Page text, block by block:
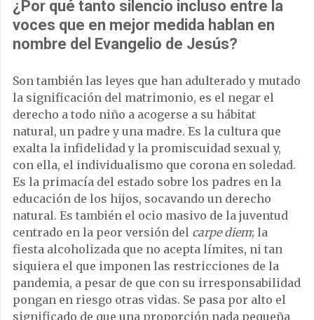
¿Por qué tanto silencio incluso entre la
voces que en mejor medida hablan en
nombre del Evangelio de Jesús?
Son también las leyes que han adulterado y mutado
la significación del matrimonio, es el negar el
derecho a todo niño a acogerse a su hábitat
natural, un padre y una madre. Es la cultura que
exalta la infidelidad y la promiscuidad sexual y,
con ella, el individualismo que corona en soledad.
Es la primacía del estado sobre los padres en la
educación de los hijos, socavando un derecho
natural. Es también el ocio masivo de la juventud
centrado en la peor versión del carpe diem; la
fiesta alcoholizada que no acepta límites, ni tan
siquiera el que imponen las restricciones de la
pandemia, a pesar de que con su irresponsabilidad
pongan en riesgo otras vidas. Se pasa por alto el
significado de que una proporción nada pequeña